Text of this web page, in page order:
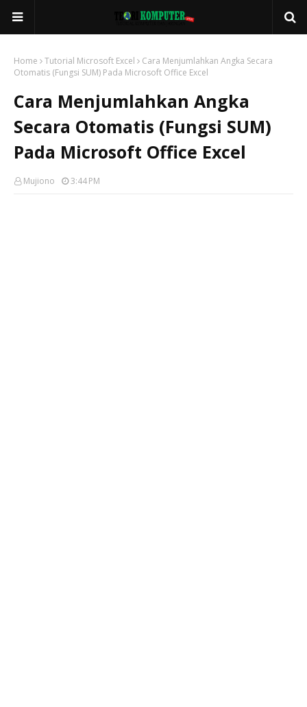
Home Tutorial Microsoft Excel
Cara Menjumlahkan Angka Secara
Otomatis (Fungsi SUM) Pada Microsoft Office Excel
Cara Menjumlahkan Angka
Secara Otomatis (Fungsi SUM)
Pada Microsoft Office Excel
Mujiono 3:44 PM